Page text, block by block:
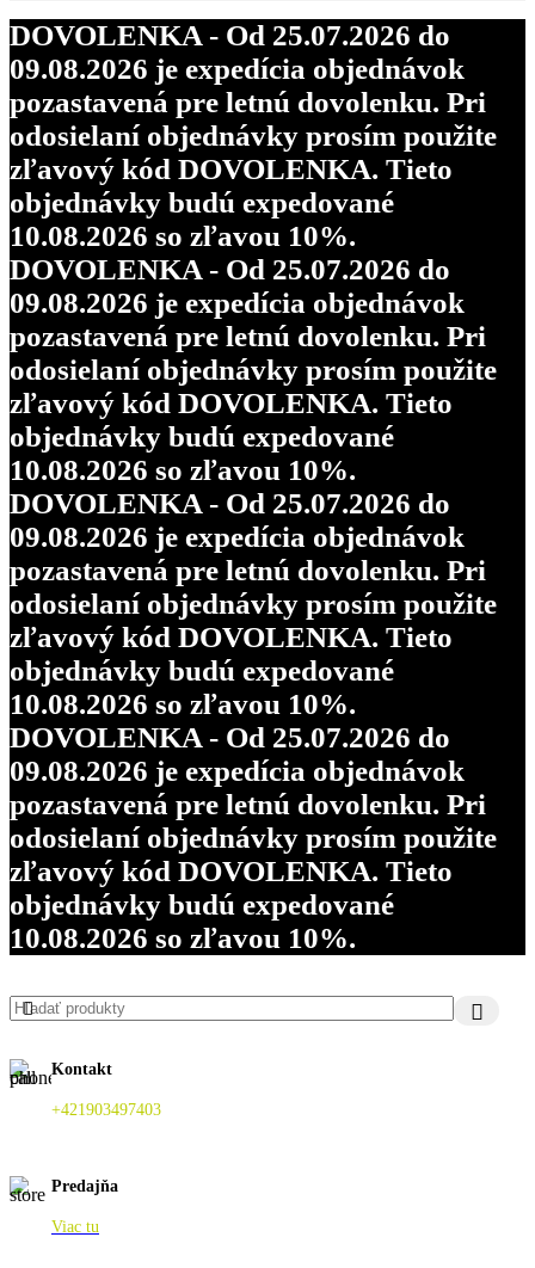
DOVOLENKA - Od 25.07.2026 do
09.08.2026 je expedícia objednávok
pozastavená pre letnú dovolenku. Pri
odosielaní objednávky prosím použite
zľavový kód DOVOLENKA. Tieto
objednávky budú expedované
10.08.2026 so zľavou 10%.
DOVOLENKA - Od 25.07.2026 do
09.08.2026 je expedícia objednávok
pozastavená pre letnú dovolenku. Pri
odosielaní objednávky prosím použite
zľavový kód DOVOLENKA. Tieto
objednávky budú expedované
10.08.2026 so zľavou 10%.
DOVOLENKA - Od 25.07.2026 do
09.08.2026 je expedícia objednávok
pozastavená pre letnú dovolenku. Pri
odosielaní objednávky prosím použite
zľavový kód DOVOLENKA. Tieto
objednávky budú expedované
10.08.2026 so zľavou 10%.
DOVOLENKA - Od 25.07.2026 do
09.08.2026 je expedícia objednávok
pozastavená pre letnú dovolenku. Pri
odosielaní objednávky prosím použite
zľavový kód DOVOLENKA. Tieto
objednávky budú expedované
10.08.2026 so zľavou 10%.
Kontakt
+421903497403
Predajňa
Viac tu